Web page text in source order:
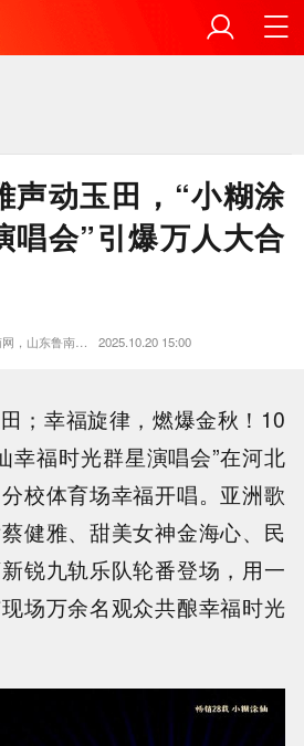
声动玉田，“小糊涂
唱会”引爆万人大合
鲁南商报官方网站鲁南网，山东鲁南商报传媒有限公司 2025.10.20 15:00
；幸福旋律，燃爆金秋！10
幸福时光群星演唱会”在河北
校体育场幸福开唱。亚洲歌
健雅、甜美女神金海心、民
锐九轨乐队轮番登场，用一
场万余名观众共酿幸福时光